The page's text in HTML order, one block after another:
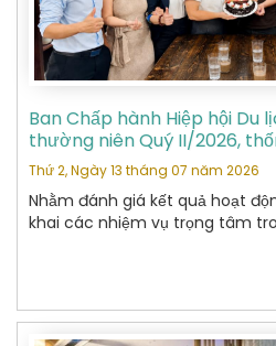
Ban Chấp hành Hiệp hội Du
thường niên Quý II/2026,
vụ trọng tâm
Thứ 2, Ngày 13 tháng 07 năm 2026
Nhằm đánh giá kết quả hoạt
khai các nhiệm vụ trọng tâm
Chấp hành Hiệp hội Du lịch
họp thường niên Quý II năm
môn.